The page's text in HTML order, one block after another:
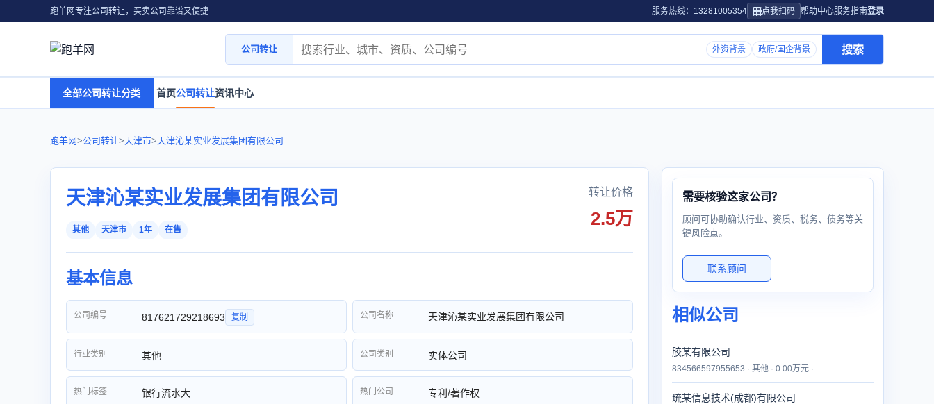
跑羊网专注公司转让，买卖公司靠谱又便捷 服务热线：13281005354 点我扫码 帮助中心服务指南登录
公司转让 外资背景 政府/国企背景 搜索
全部公司转让分类 首页公司转让资讯中心
跑羊网>公司转让>天津市>天津沁某实业发展集团有限公司
天津沁某实业发展集团有限公司
其他 天津市 1年 在售
转让价格
2.5万
基本信息
公司编号 817621729218693 复制 公司名称 天津沁某实业发展集团有限公司
行业类别 其他 公司类别 实体公司
热门标签 银行流水大 热门公司 专利/著作权
需要核验这家公司？
顾问可协助确认行业、资质、税务、债务等关
键风险点。
联系顾问
相似公司
胶某有限公司
834566597955653 · 其他 · 0.00万元 · -
琉某信息技术(成都)有限公司